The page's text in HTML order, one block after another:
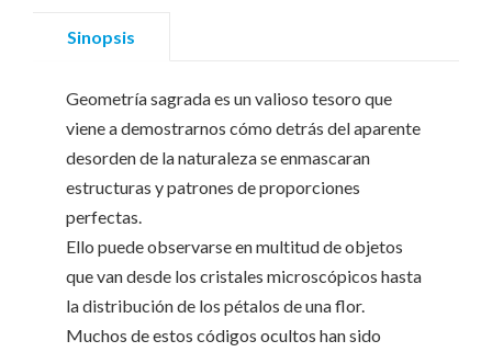
Sinopsis
Geometría sagrada es un valioso tesoro que
viene a demostrarnos cómo detrás del aparente
desorden de la naturaleza se enmascaran
estructuras y patrones de proporciones
perfectas.
Ello puede observarse en multitud de objetos
que van desde los cristales microscópicos hasta
la distribución de los pétalos de una flor.
Muchos de estos códigos ocultos han sido